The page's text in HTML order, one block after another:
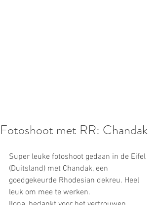
Fotoshoot met RR: Chandak
Super leuke fotoshoot gedaan in de Eifel
(Duitsland) met Chandak, een
goedgekeurde Rhodesian dekreu. Heel
leuk om mee te werken.
Ilona, bedankt voor het vertrouwen.